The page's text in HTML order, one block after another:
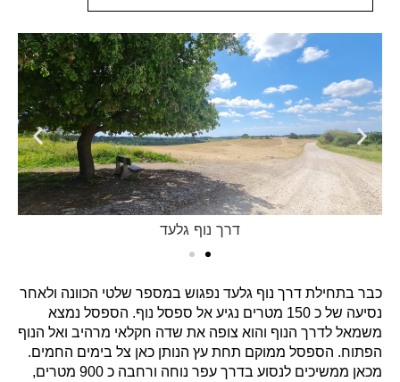
דרך נוף גלעד
כבר בתחילת דרך נוף גלעד נפגוש במספר שלטי הכוונה ולאחר
נסיעה של כ 150 מטרים נגיע אל ספסל נוף. הספסל נמצא
משמאל לדרך הנוף והוא צופה את שדה חקלאי מרהיב ואל הנוף
הפתוח. הספסל ממוקם תחת עץ הנותן כאן צל בימים החמים.
מכאן ממשיכים לנסוע בדרך עפר נוחה ורחבה כ 900 מטרים,